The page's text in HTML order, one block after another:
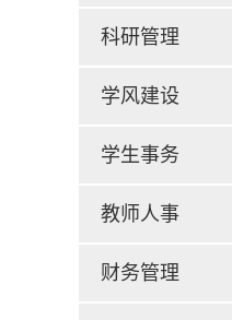
科研管理
学风建设
学生事务
教师人事
财务管理